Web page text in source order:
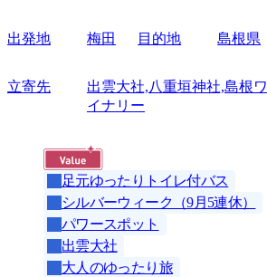
出発地 梅田 目的地 島根県
立寄先
出雲大社,八重垣神社,島根ワ
イナリー
足元ゆったりトイレ付バス
シルバーウィーク（9月5連休）
パワースポット
出雲大社
大人のゆったり旅